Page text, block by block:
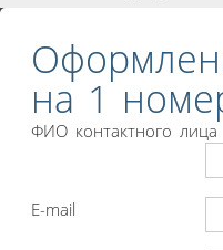
на 1
ФИО контактного лица
E-mail